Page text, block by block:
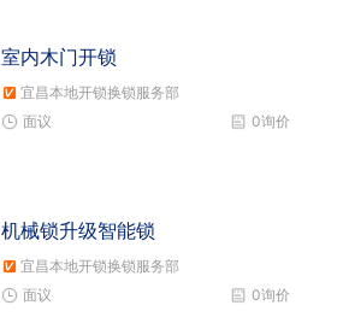
室内木门开锁
宜昌本地开锁换锁服务部
0询价
面议
机械锁升级智能锁
宜昌本地开锁换锁服务部
0询价
面议